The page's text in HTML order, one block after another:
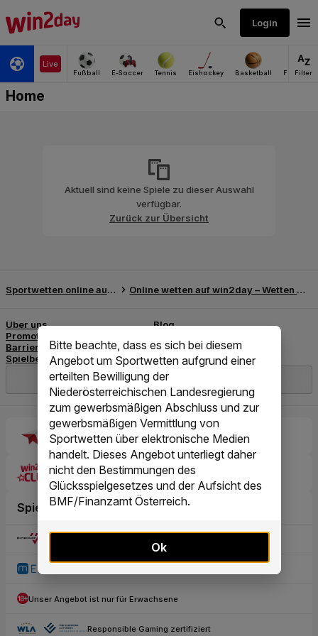
Bitte beachte, dass es sich bei diesem
Angebot um Sportwetten aufgrund einer
erteilten Bewilligung der
Niederösterreichischen Landesregierung
zum gewerbsmäßigen Abschluss und zur
gewerbsmäßigen Vermittlung von
Sportwetten über elektronische Medien
handelt. Dieses Angebot unterliegt daher
nicht den Bestimmungen des
Glücksspielgesetzes und der Aufsicht des
BMF/Finanzamt Österreich.
Ok
Aktuell sind keine Spiele zu dieser Auswahl
verfügbar.
Zurück zur Übersicht